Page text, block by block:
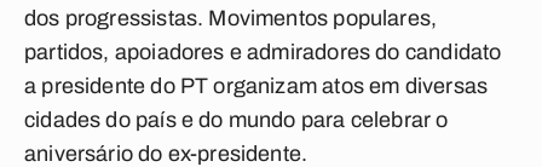
dos progressistas. Movimentos populares,
partidos, apoiadores e admiradores do candidato
a presidente do PT organizam atos em diversas
cidades do país e do mundo para celebrar o
aniversário do ex-presidente.